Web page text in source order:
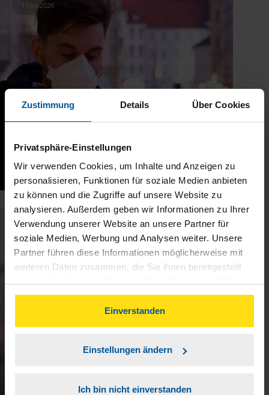
Zustimmung Details Über Cookies
Privatsphäre-Einstellungen
Wir verwenden Cookies, um Inhalte und Anzeigen zu
personalisieren, Funktionen für soziale Medien anbieten
zu können und die Zugriffe auf unsere Website zu
analysieren. Außerdem geben wir Informationen zu Ihrer
Verwendung unserer Website an unsere Partner für
soziale Medien, Werbung und Analysen weiter. Unsere
Partner führen diese Informationen möglicherweise mit
weiteren Daten zusammen, die Sie ihnen bereitgestellt
gesammelt haben. Indem Sie auf Einverstanden klicken,
können Sie der Verwendung von Cookies, gemäß
unserer
Einverstanden
Einstellungen ändern
Ich bin nicht einverstanden
Kann ich Masken von der Steuer
absetzen?
17.04.2026